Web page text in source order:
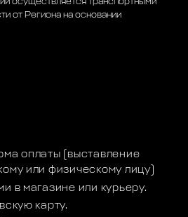
от Региона на основании
оплаты (выставление
или физическому лицу)
в магазине или курьеру.
карту.